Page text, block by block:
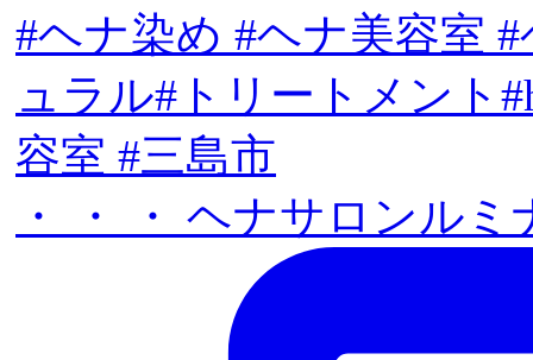
・ ・ ・ ヘナサロンルミ